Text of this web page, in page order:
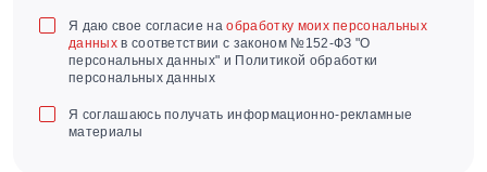
Я даю свое согласие наобработку моих персональных
данныхв соответствии с законом №152-ФЗ "О
персональных данных" и Политикой обработки
персональных данных
Я соглашаюсь получать информационно-рекламные
материалы